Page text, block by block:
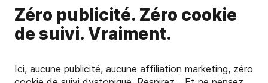
Zéro publicité. Zéro cookie
de suivi. Vraiment.
Ici, aucune publicité, aucune affiliation marketing, zéro